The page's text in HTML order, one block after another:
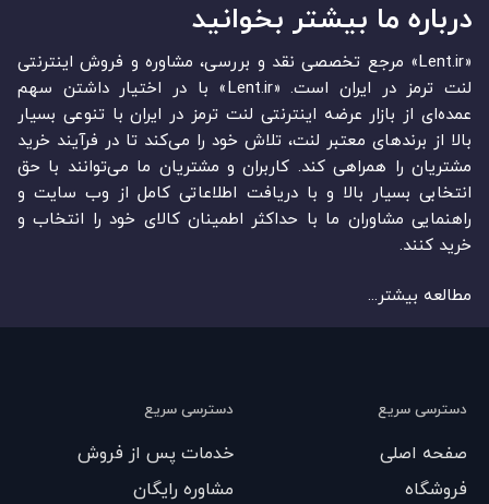
درباره ما بیشتر بخوانید
«Lent.ir» مرجع تخصصی نقد و بررسی، مشاوره و فروش اینترنتی
لنت ترمز در ایران است. «Lent.ir» با در اختیار داشتن سهم
عمده‏‌ای از بازار عرضه اینترنتی لنت ترمز در ایران با تنوعی بسیار
بالا از برندهای معتبر لنت، تلاش خود را می‌‏‏کند تا در فرآیند خرید
مشتریان را همراهی کند. کاربران و مشتریان ما می‏‏‌توانند با حق
انتخابی بسیار بالا و با دریافت اطلاعاتی کامل از وب سایت و
راهنمایی مشاوران ما با حداکثر اطمینان کالای خود را انتخاب و
خرید کنند.
مطالعه بیشتر...
دسترسی سریع
صفحه اصلی
فروشگاه
دسترسی سریع
خدمات پس از فروش
مشاوره رایگان